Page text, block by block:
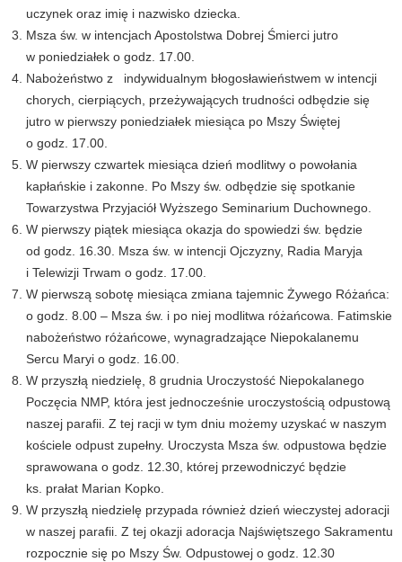
uczynek oraz imię i nazwisko dziecka.
Msza św. w intencjach Apostolstwa Dobrej Śmierci jutro
w poniedziałek o godz. 17.00.
Nabożeństwo z indywidualnym błogosławieństwem w intencji
chorych, cierpiących, przeżywających trudności odbędzie się
jutro w pierwszy poniedziałek miesiąca po Mszy Świętej
o godz. 17.00.
W pierwszy czwartek miesiąca dzień modlitwy o powołania
kapłańskie i zakonne. Po Mszy św. odbędzie się spotkanie
Towarzystwa Przyjaciół Wyższego Seminarium Duchownego.
W pierwszy piątek miesiąca okazja do spowiedzi św. będzie
od godz. 16.30. Msza św. w intencji Ojczyzny, Radia Maryja
i Telewizji Trwam o godz. 17.00.
W pierwszą sobotę miesiąca zmiana tajemnic Żywego Różańca:
o godz. 8.00 – Msza św. i po niej modlitwa różańcowa. Fatimskie
nabożeństwo różańcowe, wynagradzające Niepokalanemu
Sercu Maryi o godz. 16.00.
W przyszłą niedzielę, 8 grudnia Uroczystość Niepokalanego
Poczęcia NMP, która jest jednocześnie uroczystością odpustową
naszej parafii. Z tej racji w tym dniu możemy uzyskać w naszym
kościele odpust zupełny. Uroczysta Msza św. odpustowa będzie
sprawowana o godz. 12.30, której przewodniczyć będzie
ks. prałat Marian Kopko.
W przyszłą niedzielę przypada również dzień wieczystej adoracji
w naszej parafii. Z tej okazji adoracja Najświętszego Sakramentu
rozpocznie się po Mszy Św. Odpustowej o godz. 12.30